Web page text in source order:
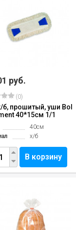
руб.
(0)
прошитый, уши Bol
40*15см 1/1
40см
х/б
В корзину